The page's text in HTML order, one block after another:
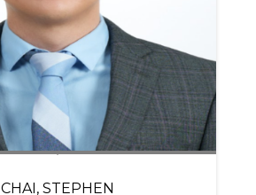
CHAI, STEPHEN